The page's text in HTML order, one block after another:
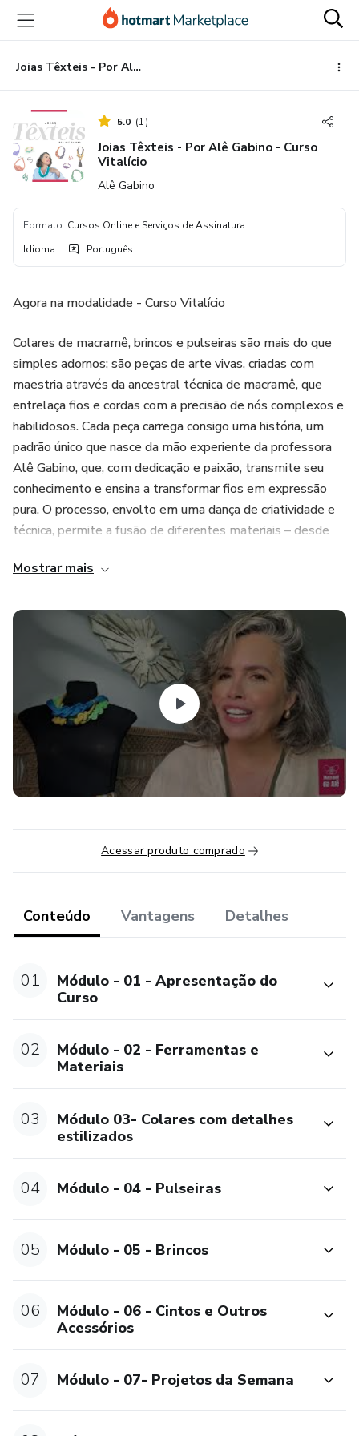
para
conteúdo
principal
para
pagamento
para
rodapé
Joias Têxteis - Por Alê Gabino - Curso Vitalício
5.0 (1)
Joias Têxteis - Por Alê Gabino - Curso
Vitalício
Alê Gabino
Formato: Cursos Online e Serviços de Assinatura
Idioma: Português
Agora na modalidade - Curso Vitalício
Colares de macramê, brincos e pulseiras são mais do que
simples adornos; são peças de arte vivas, criadas com
maestria através da ancestral técnica de macramê, que
entrelaça fios e cordas com a precisão de nós complexos e
habilidosos. Cada peça carrega consigo uma história, um
padrão único que nasce da mão experiente da professora
Alê Gabino, que, com dedicação e paixão, transmite seu
conhecimento e ensina a transformar fios em expressão
pura. O processo, envolto em uma dança de criatividade e
técnica, permite a fusão de diferentes materiais – desde
adornos que transcendem o comum. Esses acessórios,
autenticidade, de conexão com a arte e com o espírito do
macramê, criando não apenas peças, mas experiências
únicas, que refletem a beleza da criação artesanal.
Mostrar mais
Acessar produto comprado
Conteúdo Vantagens Detalhes
01
Módulo - 01 - Apresentação do
Curso
02
Módulo - 02 - Ferramentas e
Materiais
03
Módulo 03- Colares com detalhes
estilizados
04 Módulo - 04 - Pulseiras
05 Módulo - 05 - Brincos
06
Módulo - 06 - Cintos e Outros
Acessórios
07 Módulo - 07- Projetos da Semana